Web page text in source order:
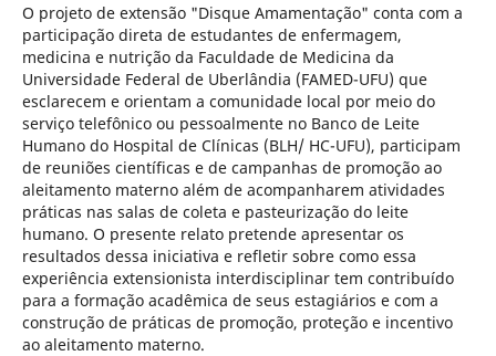
O projeto de extensão "Disque Amamentação" conta com a
participação direta de estudantes de enfermagem,
medicina e nutrição da Faculdade de Medicina da
Universidade Federal de Uberlândia (FAMED-UFU) que
esclarecem e orientam a comunidade local por meio do
serviço telefônico ou pessoalmente no Banco de Leite
Humano do Hospital de Clínicas (BLH/ HC-UFU), participam
de reuniões científicas e de campanhas de promoção ao
aleitamento materno além de acompanharem atividades
práticas nas salas de coleta e pasteurização do leite
humano. O presente relato pretende apresentar os
resultados dessa iniciativa e refletir sobre como essa
experiência extensionista interdisciplinar tem contribuído
para a formação acadêmica de seus estagiários e com a
construção de práticas de promoção, proteção e incentivo
ao aleitamento materno.